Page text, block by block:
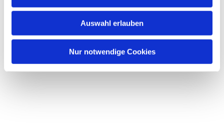
Auswahl erlauben
Nur notwendige Cookies